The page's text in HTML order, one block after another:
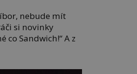
nebude mít
si novinky
co Sandwich!“ A z